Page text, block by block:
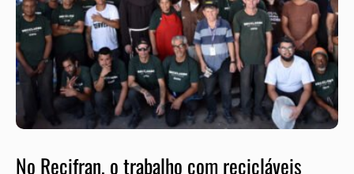
No Recifran, o trabalho com recicláveis